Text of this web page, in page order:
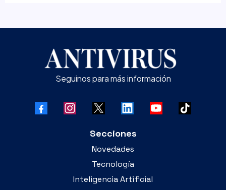
Seguinos para más información
Secciones
Novedades
Tecnología
Inteligencia Artificial